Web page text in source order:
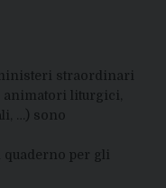
straordinari
animatori liturgici,
…) sono
quaderno per gli